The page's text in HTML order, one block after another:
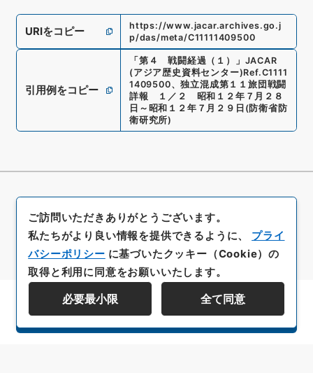
URIをコピー
https://www.jacar.archives.go.j
p/das/meta/C11111409500
引用例をコピー
「 第４ 戦闘経過（１） 」 JACAR
(アジア歴史資料センター)Ref.C1111
1409500、独立混成第１１旅団戦闘
詳報 １／２ 昭和１２年７月２８
日～昭和１２年７月２９日 (防衛省防
衛研究所)
資料群階層を表示する
ご訪問いただきありがとうございます。
私たちがより良い情報を提供できるように、 プライ
バシーポリシー に基づいたクッキー（Cookie）の
取得と利用に同意をお願いいたします。
必要最小限 全て同意